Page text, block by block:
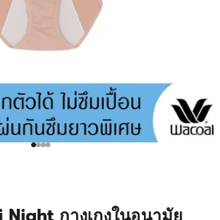
Go to item 1
Go to item 2
Go to item 3
Go to item 4